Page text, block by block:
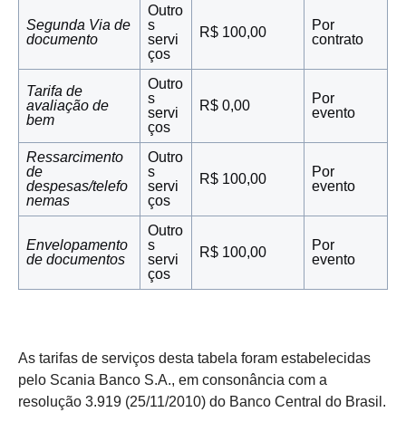
Segunda Via de
documento
Outro
s
servi
ços
R$ 100,00
Por
contrato
Tarifa de
avaliação de
bem
Outro
s
servi
ços
R$ 0,00
Por
evento
Ressarcimento
de
despesas/telefo
nemas
Outro
s
servi
ços
R$ 100,00
Por
evento
Envelopamento
de documentos
Outro
s
servi
ços
R$ 100,00
Por
evento
As tarifas de serviços desta tabela foram estabelecidas
pelo Scania Banco S.A., em consonância com a
resolução 3.919 (25/11/2010) do Banco Central do Brasil.